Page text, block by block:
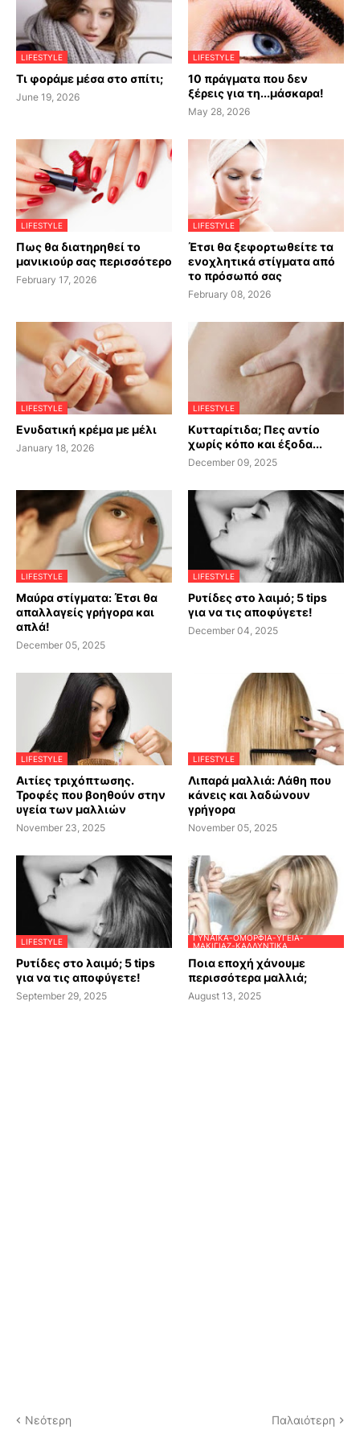
LIFESTYLE
Τι φοράμε μέσα στο σπίτι;
June 19, 2026
LIFESTYLE
10 πράγματα που δεν
ξέρεις για τη...μάσκαρα!
May 28, 2026
LIFESTYLE
Πως θα διατηρηθεί το
μανικιούρ σας περισσότερο
February 17, 2026
LIFESTYLE
Έτσι θα ξεφορτωθείτε τα
ενοχλητικά στίγματα από
το πρόσωπό σας
February 08, 2026
LIFESTYLE
Ενυδατική κρέμα με μέλι
January 18, 2026
LIFESTYLE
Κυτταρίτιδα; Πες αντίο
χωρίς κόπο και έξοδα...
December 09, 2025
LIFESTYLE
Μαύρα στίγματα: Έτσι θα
απαλλαγείς γρήγορα και
απλά!
December 05, 2025
LIFESTYLE
Ρυτίδες στο λαιμό; 5 tips
για να τις αποφύγετε!
December 04, 2025
LIFESTYLE
Αιτίες τριχόπτωσης.
Τροφές που βοηθούν στην
υγεία των μαλλιών
November 23, 2025
LIFESTYLE
Λιπαρά μαλλιά: Λάθη που
κάνεις και λαδώνουν
γρήγορα
November 05, 2025
LIFESTYLE
Ρυτίδες στο λαιμό; 5 tips
για να τις αποφύγετε!
September 29, 2025
ΓΥΝΑΊΚΑ-ΟΜΟΡΦΙΆ-ΥΓΕΊΑ-
ΜΑΚΙΓΙΆΖ-ΚΑΛΛΥΝΤΙΚΆ
Ποια εποχή χάνουμε
περισσότερα μαλλιά;
August 13, 2025
Νεότερη Παλαιότερη